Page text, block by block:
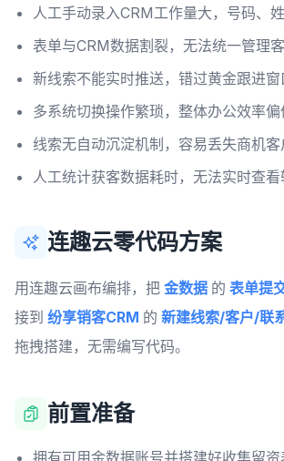
人工手动录入CRM工作量大，号码、
表单与CRM数据割裂，无法统一管理
新线索不能实时推送，错过黄金跟进窗
多系统切换操作繁琐，整体办公效率偏
线索无自动沉淀机制，容易丢失商机客
人工统计获客数据耗时，无法实时查看
连趣云零代码方案
用连趣云画布编排，把 金数据 的 表单提
接到 纷享销客CRM 的 新建线索/客户/联
拖拽搭建，无需编写代码。
前置准备
拥有可用金数据账号并搭建好收集留资